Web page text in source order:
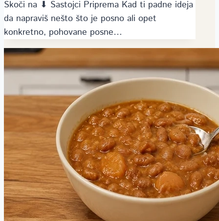
Skoči na ⬇ Sastojci Priprema Kad ti padne ideja
da napraviš nešto što je posno ali opet
konkretno, pohovane posne…